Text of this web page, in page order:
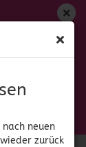
neuen
zurück